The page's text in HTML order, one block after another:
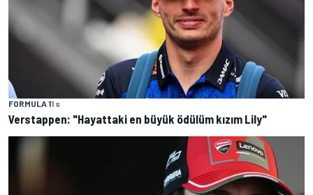
FORMULA 11 s
Verstappen: "Hayattaki en büyük ödülüm kızım Lily"